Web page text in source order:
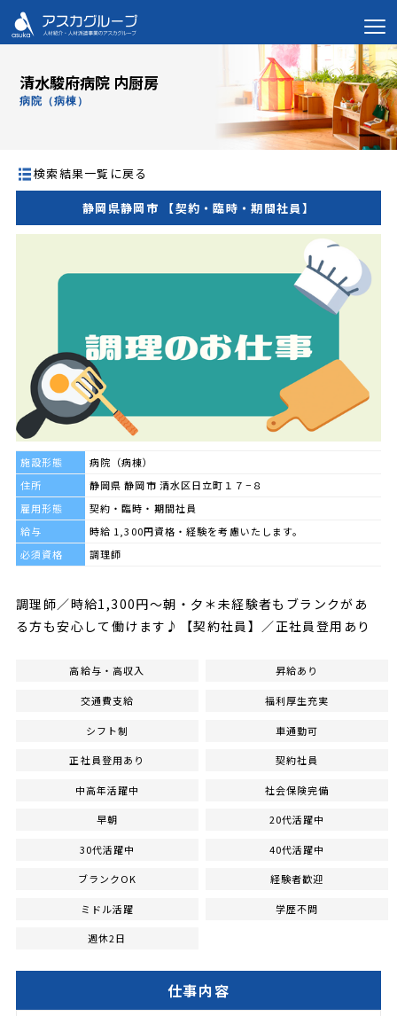
清水駿府病院 内厨房
病院（病棟）
検索結果一覧に戻る
静岡県静岡市 【契約・臨時・期間社員】
施設形態
病院（病棟）
住所
静岡県 静岡市 清水区日立町１７−８
雇用形態
契約・臨時・期間社員
給与
時給 1,300円資格・経験を考慮いたします。
必須資格
調理師
調理師／時給1,300円～朝・夕＊未経験者もブランクがあ
る方も安心して働けます♪【契約社員】／正社員登用あり
高給与・高収入 昇給あり
交通費支給 福利厚生充実
シフト制 車通勤可
正社員登用あり 契約社員
中高年活躍中 社会保険完備
早朝 20代活躍中
30代活躍中 40代活躍中
ブランクOK 経験者歓迎
ミドル活躍 学歴不問
週休2日
仕事内容